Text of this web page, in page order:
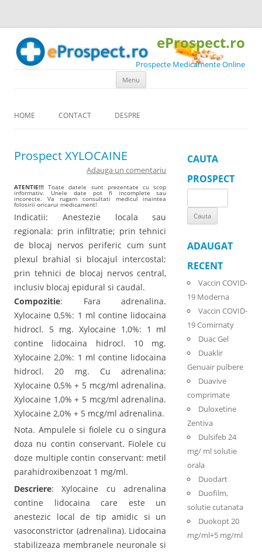
eProspect.ro
Prospecte Medicamente Online
Menu
HOME CONTACT DESPRE
Prospect XYLOCAINE
Adauga un comentariu
ATENTIE!!! Toate datele sunt prezentate cu scop
informativ. Unele date pot fi incomplete sau
incorecte. Va rugam consultati medicul inaintea
folosirii oricarui medicament!
Indicatii: Anestezie locala sau
regionala: prin infiltratie; prin tehnici
de blocaj nervos periferic cum sunt
plexul brahial si blocajul intercostal;
prin tehnici de blocaj nervos central,
inclusiv blocaj epidural si caudal.
Compozitie: Fara adrenalina.
Xylocaine 0,5%: 1 ml contine lidocaina
hidrocl. 5 mg. Xylocaine 1,0%: 1 ml
contine lidocaina hidrocl. 10 mg.
Xylocaine 2,0%: 1 ml contine lidocaina
hidrocl. 20 mg. Cu adrenalina:
Xylocaine 0,5% + 5 mcg/ml adrenalina.
Xylocaine 1,0% + 5 mcg/ml adrenalina.
Xylocaine 2,0% + 5 mcg/ml adrenalina.
Nota. Ampulele si fiolele cu o singura
doza nu contin conservant. Fiolele cu
doze multiple contin conservant: metil
parahidroxibenzoat 1 mg/ml.
Descriere: Xylocaine cu adrenalina
contine lidocaina care este un
anestezic local de tip amidic si un
vasoconstrictor (adrenalina). Lidocaina
stabilizeaza membranele neuronale si
CAUTA
PROSPECT
for:
ADAUGAT
RECENT
Vaccin COVID-
19 Moderna
Vaccin COVID-
19 Comirnaty
Duac Gel
Duaklir
Genuair pulbere
Duavive
comprimate
Duloxetine
Zentiva
Dulsifeb 24
mg/ ml solutie
orala
Duodart
Duofilm,
solutie cutanata
Duokopt 20
mg/ml+5 mg/ml